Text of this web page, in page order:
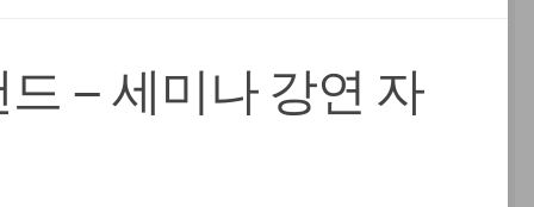
– 세미나 강연 자